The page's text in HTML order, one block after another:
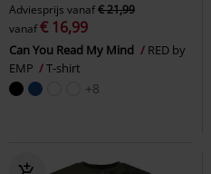
Adviesprijs vanaf€ 21,99
vanaf€ 16,99
Can You Read My Mind
RED by
EMP
T-shirt
+8